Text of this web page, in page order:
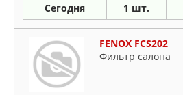
Infiniti
Isuzu
Jaguar
Lancia
Сегодня 1 шт.
FENOX FCS202
Фильтр салона